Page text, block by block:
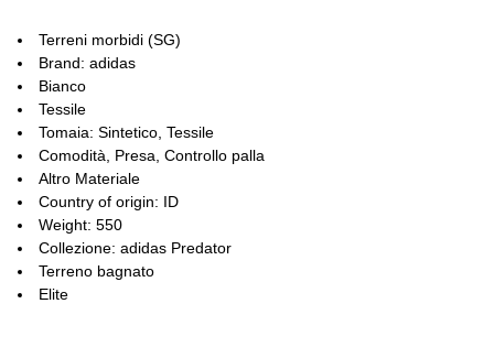
Terreni morbidi (SG)
Brand: adidas
Bianco
Tessile
Tomaia: Sintetico, Tessile
Comodità, Presa, Controllo palla
Altro Materiale
Country of origin: ID
Weight: 550
Collezione: adidas Predator
Terreno bagnato
Elite